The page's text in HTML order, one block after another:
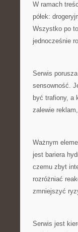
W ramach
półek:
Wszystko po
jednocześnie
Serwis
sensowność.
być trafiony, a
zalewie
Ważnym
jest bariera
czemu zbyt
rozróżniać
zmniejszyć
Serwis jest